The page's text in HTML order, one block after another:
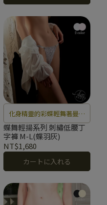
化身精靈的彩蝶輕舞著曼妙
羽翼，彷彿置身於童話仙境
之中。
蝶舞輕揚系列 刺繡低腰丁
字褲 M-L(蝶羽灰)
NT$1,680
カートに入れる